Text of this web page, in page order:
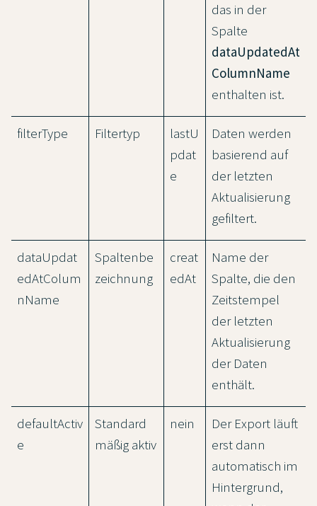
das in der
Spalte
dataUpdatedAt
ColumnName
enthalten ist.
filterType Filtertyp
lastU
pdat
e
Daten werden
basierend auf
der letzten
Aktualisierung
gefiltert.
dataUpdat
edAtColum
nName
Spaltenbe
zeichnung
creat
edAt
Name der
Spalte, die den
Zeitstempel
der letzten
Aktualisierung
der Daten
enthält.
defaultActiv
e
Standard
mäßig aktiv
nein
Der Export läuft
erst dann
automatisch im
Hintergrund,